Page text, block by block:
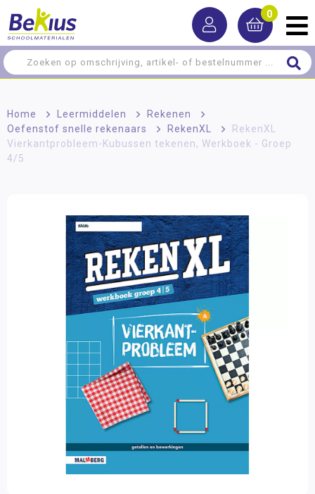
0
Home > Leermiddelen > Rekenen
>
Oefenstof snelle rekenaars
> RekenXL >
RekenXL
Vierkantprobleem-Kubussen tekenen, Werkboek - Groep
4/5